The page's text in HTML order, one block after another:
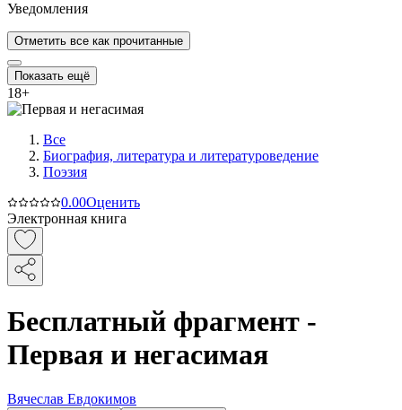
Уведомления
Отметить все как прочитанные
Показать ещё
18+
Все
Биография, литература и литературоведение
Поэзия
0.00Оценить
Электронная книга
Бесплатный фрагмент -
Первая и негасимая
Вячеслав Евдокимов